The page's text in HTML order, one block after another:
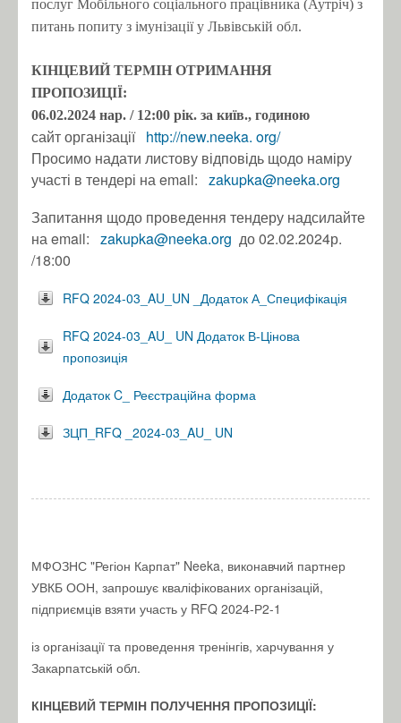
послуг Мобільного соціального працівника (Аутріч) з
питань попиту з імунізації у Львівській обл.
КІНЦЕВИЙ ТЕРМІН ОТРИМАННЯ
ПРОПОЗИЦІЇ:
06.02.2024 нар. / 12:00 рік. за київ., годиною
сайт організації http://new.neeka. org/
Просимо надати листову відповідь щодо наміру
участі в тендері на email: zakupka@neeka.org
Запитання щодо проведення тендеру надсилайте
на email: zakupka@neeka.org до 02.02.2024р.
/18:00
RFQ 2024-03_AU_UN _Додаток А_Специфікація
RFQ 2024-03_AU_ UN Додаток В-Цінова
пропозиція
Додаток C_ Реєстраційна форма
ЗЦП_RFQ _2024-03_AU_ UN
МФОЗНС "Регіон Карпат" Neeka, виконавчий партнер
УВКБ ООН, запрошує кваліфікованих організацій,
підприємців взяти участь у RFQ 2024-Р2-1
із організації та проведення тренінгів, харчування у
Закарпатській обл.
КІНЦЕВИЙ ТЕРМІН ПОЛУЧЕННЯ ПРОПОЗИЦІЇ: